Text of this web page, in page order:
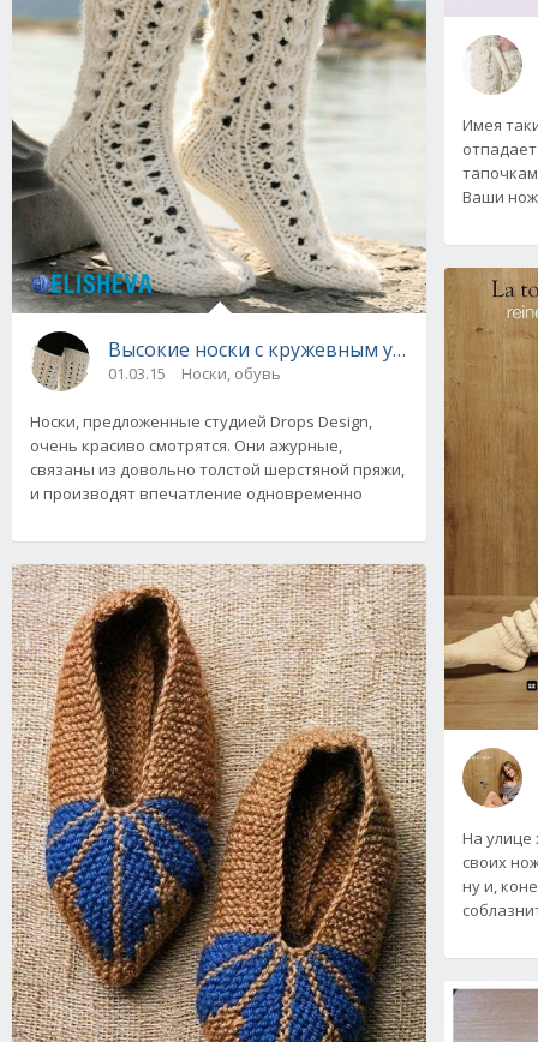
Высокие носки с кружевным узором от
01.03.15 Носки, обувь
Носки, предложенные студией Drops Design,
очень красиво смотрятся. Они ажурные,
связаны из довольно толстой шерстяной пряжи,
и производят впечатление одновременно
Имея
Ваши
На улице
своих
ну и,